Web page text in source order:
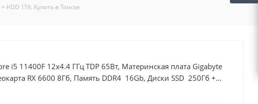
HDD 1Тб. Купить в Томске
i5 11400F 12x4.4 ГГц TDP 65Вт, Материнская плата Gigabyte
RX 6600 8Гб, Память DDR4 16Gb, Диски SSD 250Гб +